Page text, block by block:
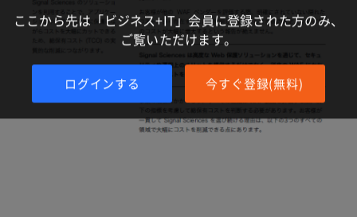
ここから先は「ビジネス+IT」会員に登録された方のみ、
ご覧いただけます。
ログインする 今すぐ登録(無料)